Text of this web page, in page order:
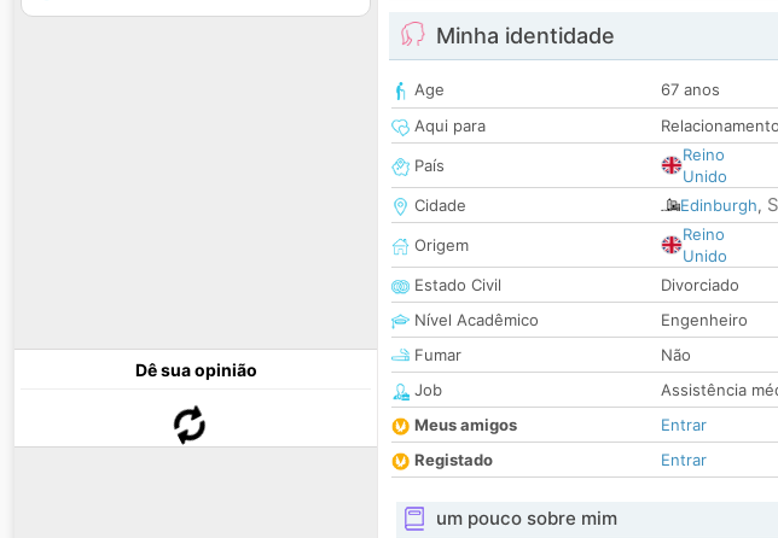
Dê sua opinião
Minha identidade
Age
67 anos
Aqui para
País
Reino
Unido
Cidade
Edinburgh,
Origem
Reino
Unido
Estado Civil
Divorciado
Nível Acadêmico
Engenheiro
Fumar
Não
Job
Assistência
Meus amigos
Entrar
Registado
Entrar
um pouco sobre mim